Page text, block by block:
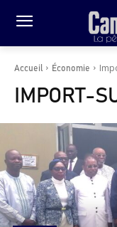
Accueil Économie
IMPORT-